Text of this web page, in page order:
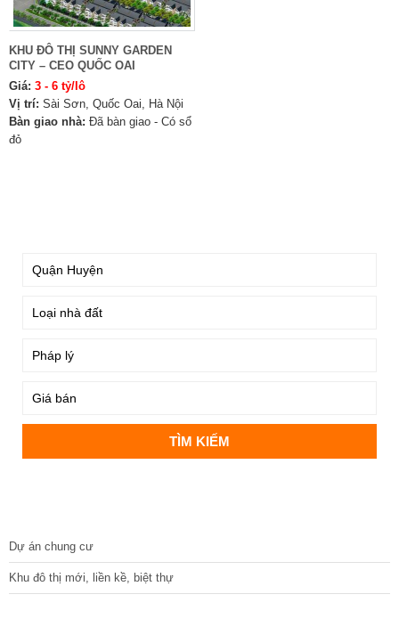
KHU ĐÔ THỊ SUNNY GARDEN
CITY – CEO QUỐC OAI
Giá: 3 - 6 tỷ/lô
Vị trí: Sài Sơn, Quốc Oai, Hà Nội
Bàn giao nhà: Đã bàn giao - Có sổ
đỏ
Dự án chung cư
Khu đô thị mới, liền kề, biệt thự